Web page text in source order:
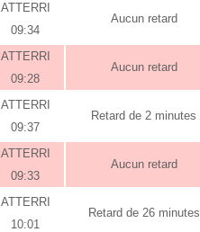
ATTERRI
09:34
Aucun retard
ATTERRI
09:28
Aucun retard
ATTERRI
09:37
Retard de 2 minutes
ATTERRI
09:33
Aucun retard
ATTERRI
10:01
Retard de 26 minutes